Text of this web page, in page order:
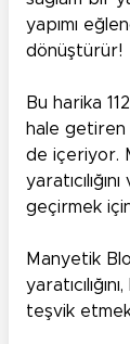
yapımı
dönüştürür!
Bu harika
hale getiren
de içeriyor.
geçirmek
Manyetik
teşvik